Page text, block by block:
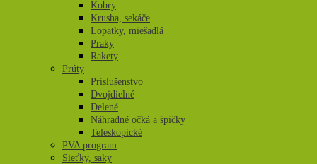
Kobry
Krusha, sekáče
Lopatky, miešadlá
Praky
Rakety
Prúty
Príslušenstvo
Dvojdielné
Delené
Náhradné očká a špičky
Teleskopické
PVA program
Sieťky, saky